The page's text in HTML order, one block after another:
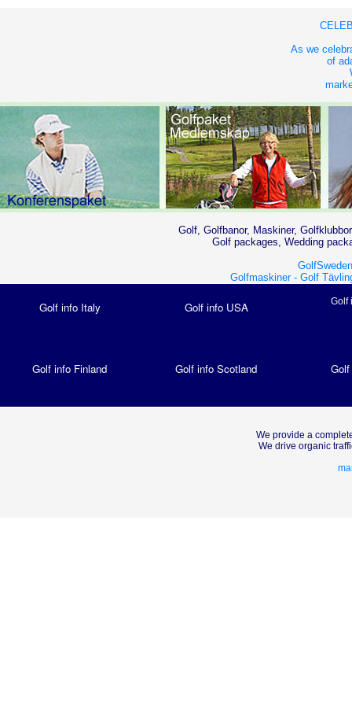
As we
of
Golf, Golfbanor, Maskiner,
Golf packages, Wedding
Golfmaskiner - Golf
Golf info Italy Golf info USA Golf
Golf info Finland Golf info Scotland
We provide a
We drive organic